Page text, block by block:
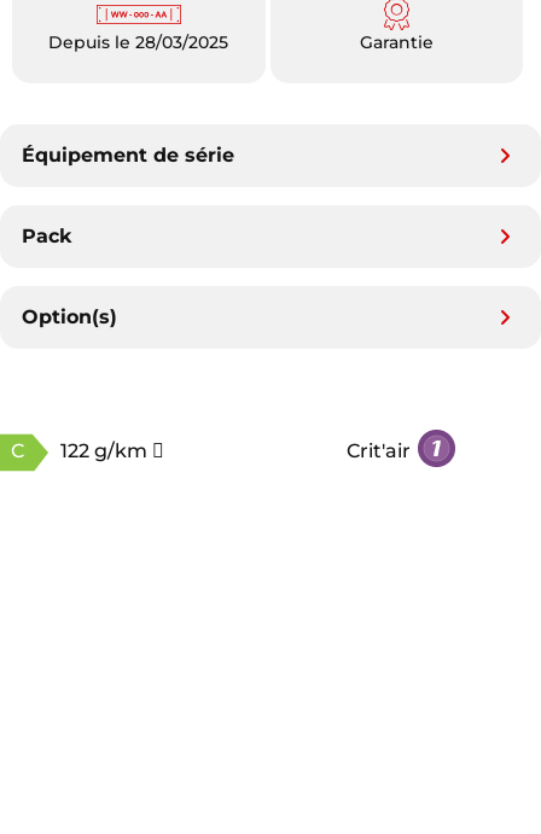
Depuis le 28/03/2025 Garantie
Équipement de série
Pack
Option(s)
C 122 g/km Crit'air